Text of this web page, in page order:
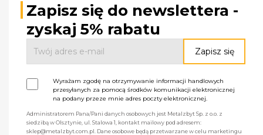
Zapisz się do newslettera -
zyskaj 5% rabatu
Wyrażam zgodę na otrzymywanie informacji handlowych
przesyłanych za pomocą środków komunikacji elektronicznej
na podany przeze mnie adres poczty elektronicznej.
Administratorem Pana/Pani danych osobowych jest Metalzbyt Sp. z o.o. z
siedzibą w Olsztynie, ul. Stalowa 1, kontakt mailowy pod adresem:
sklep@metalzbyt.com.pl. Dane osobowe będą przetwarzane w celu marketingu